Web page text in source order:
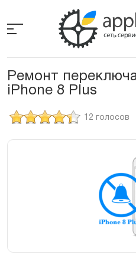
the
Ремонт
iPhone 8 Plus
12 голосов